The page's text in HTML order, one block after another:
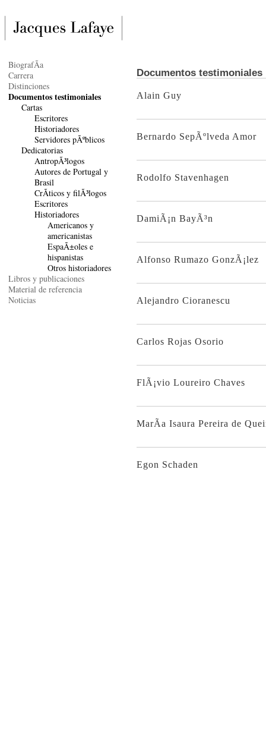
Documentos testimoniales
Alain Guy
Bernardo SepÃºlveda Amor
Rodolfo Stavenhagen
DamiÃ¡n BayÃ³n
Alfonso Rumazo GonzÃ¡lez
Alejandro Cioranescu
Carlos Rojas Osorio
FlÃ¡vio Loureiro Chaves
MarÃ­a Isaura Pereira de
Egon Schaden
BiografÃ­a
Carrera
Distinciones
Documentos testimoniales
Cartas
Escritores
Historiadores
Servidores pÃºblicos
Dedicatorias
AntropÃ³logos
Autores de Portugal y
Brasil
CrÃ­ticos y filÃ³logos
Escritores
Historiadores
Americanos y
americanistas
EspaÃ±oles e
hispanistas
Otros historiadores
Libros y publicaciones
Material de referencia
Noticias